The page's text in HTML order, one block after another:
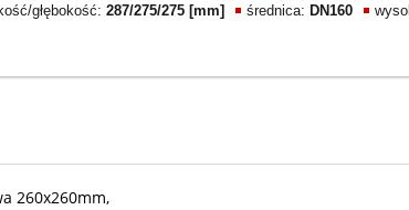
głębokość: 287/275/275 [mm] średnica: DN160
260x260mm,